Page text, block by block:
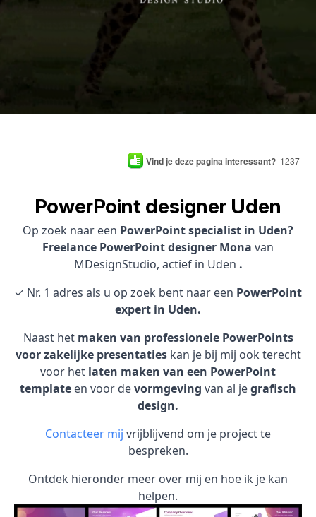
Vind je deze pagina interessant? 1237
PowerPoint designer Uden
Op zoek naar een PowerPoint specialist in Uden?
Freelance PowerPoint designer Mona van
MDesignStudio, actief in Uden .
✓ Nr. 1 adres als u op zoek bent naar een PowerPoint
expert in Uden.
Naast het maken van professionele PowerPoints
voor zakelijke presentatieskan je bij mij ook terecht
voor het laten maken van een PowerPoint
template en voor devormgeving van al jegrafisch
design.
Contacteer mij vrijblijvend om je project te
bespreken.
Ontdek hieronder meer over mij en hoe ik je kan
helpen.